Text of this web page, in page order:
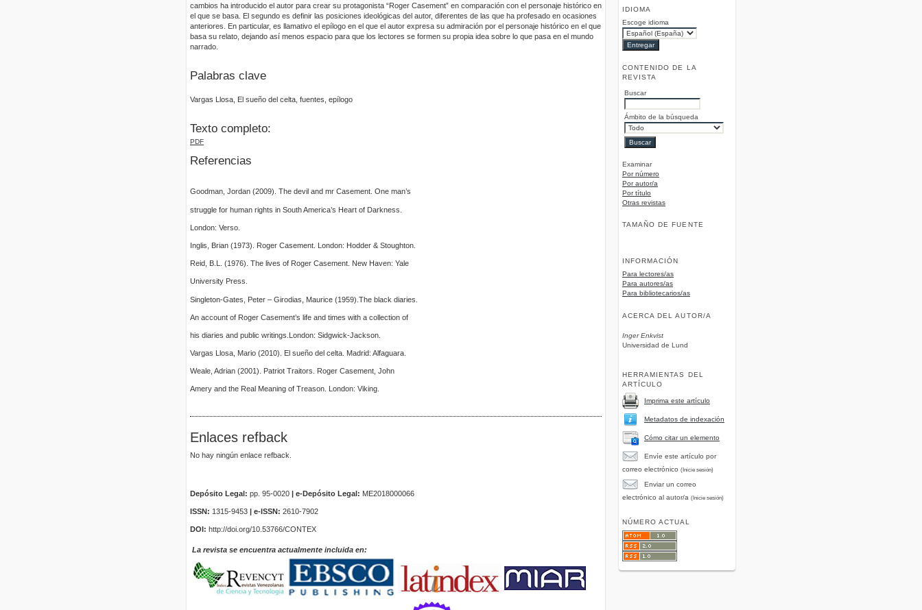
IDIOMA
Escoge idioma
CONTENIDO DE LA
REVISTA
Buscar
Ámbito de la búsqueda
Examinar
Por número
Por autor/a
Por título
Otras revistas
TAMAÑO DE FUENTE
INFORMACIÓN
Para lectores/as
Para autores/as
Para bibliotecarios/as
ACERCA DEL AUTOR/A
Inger Enkvist
Universidad de Lund
HERRAMIENTAS DEL
ARTÍCULO
Imprima este artículo
Metadatos de indexación
Cómo citar un elemento
Envíe este artículo por
correo electrónico (Inicie sesión)
Enviar un correo
electrónico al autor/a (Inicie sesión)
NÚMERO ACTUAL
cambios ha introducido el autor para crear su protagonista “Roger Casement” en comparación con el personaje histórico en
el que se basa. El segundo es definir las posiciones ideológicas del autor, diferentes de las que ha profesado en ocasiones
anteriores. En particular, es llamativo el epílogo en el que el autor expresa su admiración por el personaje histórico en el que
basa su relato, dejando así menos espacio para que los lectores se formen su propia idea sobre lo que pasa en el mundo
narrado.
Palabras clave
Vargas Llosa, El sueño del celta, fuentes, epílogo
Texto completo:
PDF
Referencias
Goodman, Jordan (2009). The devil and mr Casement. One man’s
struggle for human rights in South America’s Heart of Darkness.
London: Verso.
Inglis, Brian (1973). Roger Casement. London: Hodder & Stoughton.
Reid, B.L. (1976). The lives of Roger Casement. New Haven: Yale
University Press.
Singleton-Gates, Peter – Girodias, Maurice (1959).The black diaries.
An account of Roger Casement’s life and times with a collection of
his diaries and public writings.London: Sidgwick-Jackson.
Vargas Llosa, Mario (2010). El sueño del celta. Madrid: Alfaguara.
Weale, Adrian (2001). Patriot Traitors. Roger Casement, John
Amery and the Real Meaning of Treason. London: Viking.
Enlaces refback
No hay ningún enlace refback.
Depósito Legal: pp. 95-0020 | e-Depósito Legal: ME2018000066
ISSN: 1315-9453 | e-ISSN: 2610-7902
DOI: http://doi.org/10.53766/CONTEX
La revista se encuentra actualmente incluida en: